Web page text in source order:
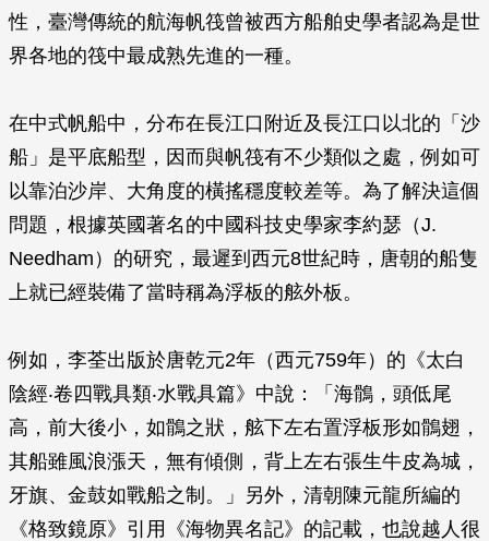
性，臺灣傳統的航海帆筏曾被西方船舶史學者認為是世
界各地的筏中最成熟先進的一種。
在中式帆船中，分布在長江口附近及長江口以北的「沙
船」是平底船型，因而與帆筏有不少類似之處，例如可
以靠泊沙岸、大角度的橫搖穩度較差等。為了解決這個
問題，根據英國著名的中國科技史學家李約瑟（J.
Needham）的研究，最遲到西元8世紀時，唐朝的船隻
上就已經裝備了當時稱為浮板的舷外板。
例如，李荃出版於唐乾元2年（西元759年）的《太白
陰經‧卷四戰具類‧水戰具篇》中說：「海鶻，頭低尾
高，前大後小，如鶻之狀，舷下左右置浮板形如鶻翅，
其船雖風浪漲天，無有傾側，背上左右張生牛皮為城，
牙旗、金鼓如戰船之制。」另外，清朝陳元龍所編的
《格致鏡原》引用《海物異名記》的記載，也說越人很